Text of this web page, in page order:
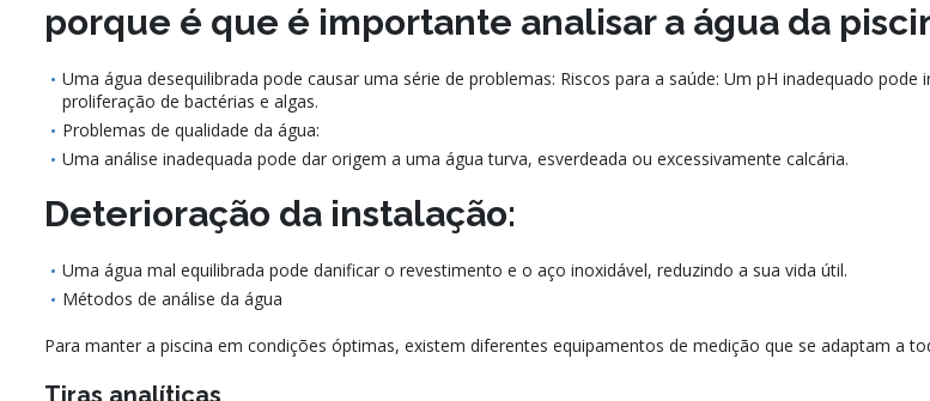
porque é que é importante analisar a água da
Uma água desequilibrada pode causar uma série de problemas: Riscos para a saúde: Um pH inadequado
proliferação de bactérias e algas.
Problemas de qualidade da água:
Uma análise inadequada pode dar origem a uma água turva, esverdeada ou excessivamente calcária.
Deterioração da instalação:
Uma água mal equilibrada pode danificar o revestimento e o aço inoxidável, reduzindo a sua vida útil.
Métodos de análise da água
Para manter a piscina em condições óptimas, existem diferentes equipamentos de medição que se adaptam a